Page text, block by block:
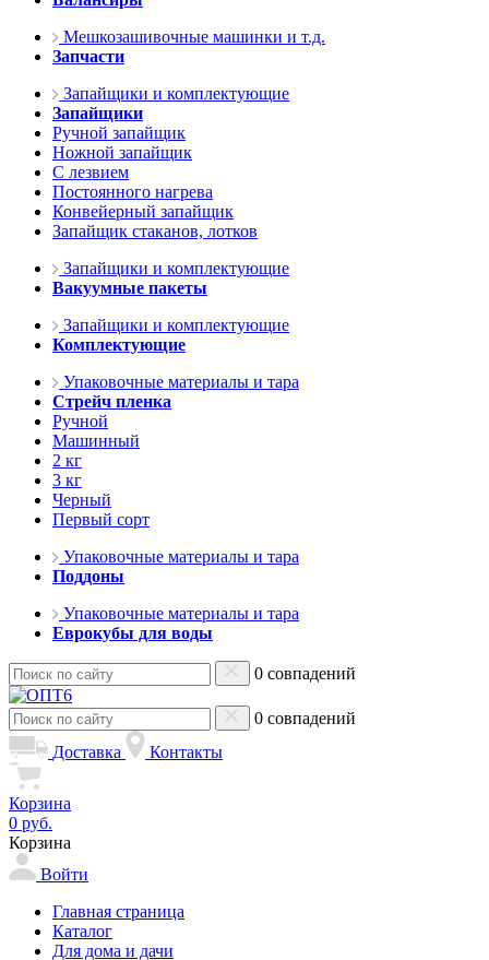
Мешкозашивочные машинки и т.д.
Запчасти
Запайщики и комплектующие
Запайщики
Ручной запайщик
Ножной запайщик
С лезвием
Постоянного нагрева
Конвейерный запайщик
Запайщик стаканов, лотков
Запайщики и комплектующие
Вакуумные пакеты
Запайщики и комплектующие
Комплектующие
Упаковочные материалы и тара
Стрейч пленка
Ручной
Машинный
2 кг
3 кг
Черный
Первый сорт
Упаковочные материалы и тара
Поддоны
Упаковочные материалы и тара
Еврокубы для воды
0 совпадений
0 совпадений
Доставка
Контакты
Корзина
0 руб.
Корзина
Войти
Главная страница
Каталог
Для дома и дачи